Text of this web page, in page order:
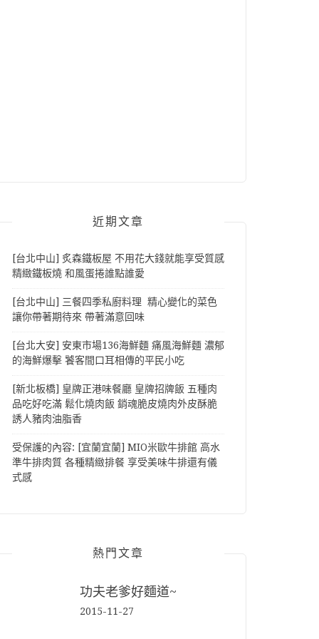
近期文章
[台北中山] 炙森鐵板屋 不用花大錢就能享受質感
精緻鐵板燒 和風蛋捲誰點誰愛
[台北中山] 三餐四季私廚料理 精心變化的菜色
讓你帶著期待來 帶著滿意回味
[台北大安] 安東市場136海鮮麵 痛風海鮮麵 濃郁
的海鮮爆擊 饕客間口耳相傳的平民小吃
[新北板橋] 皇牌正港味餐廳 皇牌招牌飯 五種肉
品吃好吃滿 鬆化燒肉飯 銷魂脆皮燒肉外皮酥脆
誘人豬肉油脂香
受保護的內容: [宜蘭宜蘭] MIO米歐牛排館 高水
準牛排肉質 各種精緻排餐 享受美味牛排還有儀
式感
熱門文章
功夫老爹好麵道~
2015-11-27